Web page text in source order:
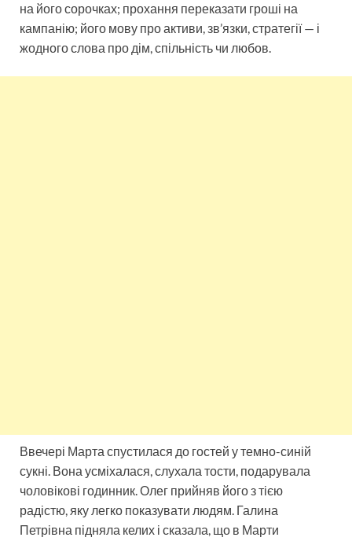
на його сорочках; прохання переказати гроші на
кампанію; його мову про активи, зв’язки, стратегії — і
жодного слова про дім, спільність чи любов.
Ввечері Марта спустилася до гостей у темно-синій
сукні. Вона усміхалася, слухала тости, подарувала
чоловікові годинник. Олег прийняв його з тією
радістю, яку легко показувати людям. Галина
Петрівна підняла келих і сказала, що в Марти